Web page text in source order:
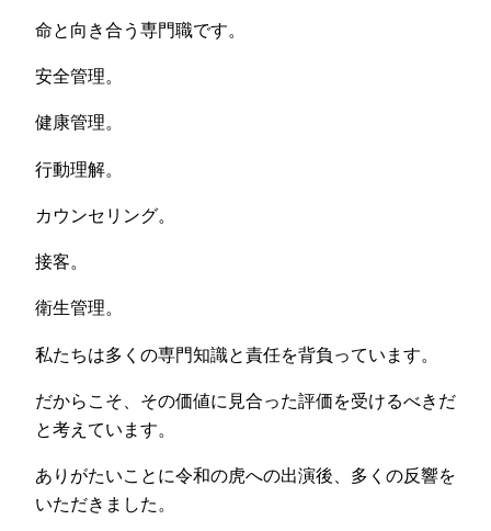
命と向き合う専門職です。
安全管理。
健康管理。
行動理解。
カウンセリング。
接客。
衛生管理。
私たちは多くの専門知識と責任を背負っています。
だからこそ、その価値に見合った評価を受けるべきだ
と考えています。
ありがたいことに令和の虎への出演後、多くの反響を
いただきました。